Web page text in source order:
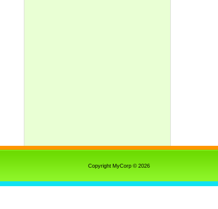
Copyright MyCorp © 2026